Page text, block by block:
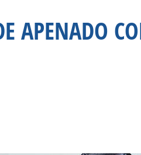
APENADO